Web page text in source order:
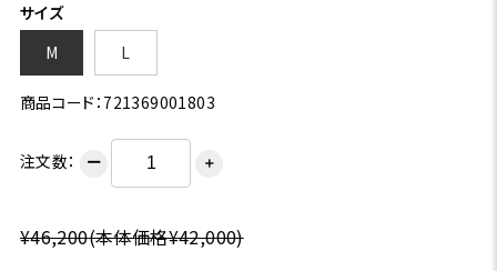
サイズ
M
L
商品コード：721369001803
注文数： ー ＋
¥46,200(本体価格¥42,000)